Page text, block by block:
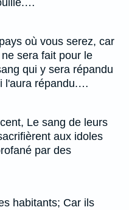
où vous serez, car
sera fait pour le
qui y sera répandu
l'aura répandu.…
Le sang de leurs
aux idoles
par des
habitants; Car ils